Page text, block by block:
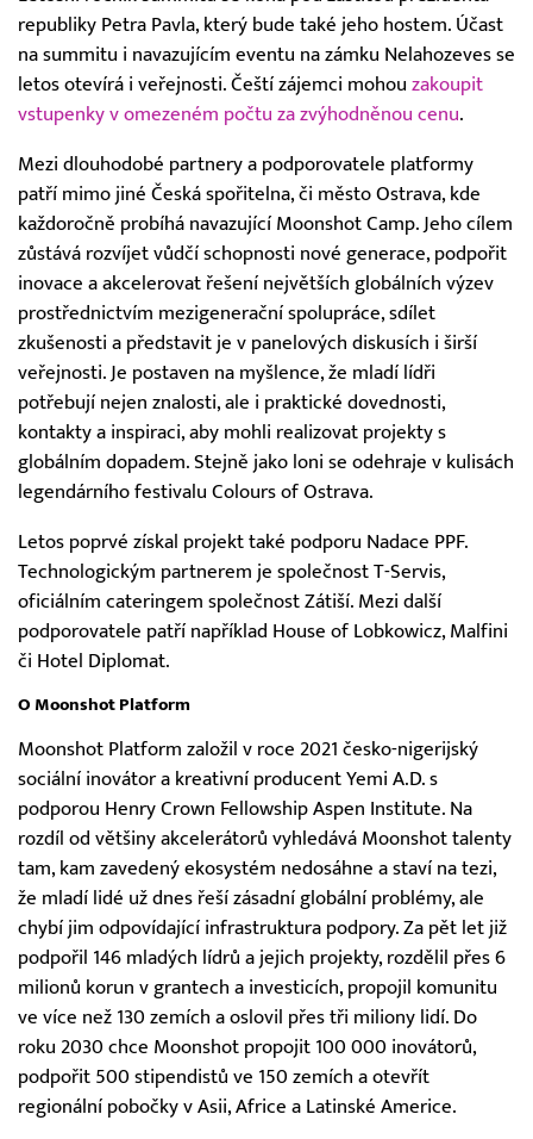
republiky Petra Pavla, který bude také jeho hostem. Účast
na summitu i navazujícím eventu na zámku Nelahozeves se
letos otevírá i veřejnosti. Čeští zájemci mohou zakoupit
vstupenky v omezeném počtu za zvýhodněnou cenu.
Mezi dlouhodobé partnery a podporovatele platformy
patří mimo jiné Česká spořitelna, či město Ostrava, kde
každoročně probíhá navazující Moonshot Camp. Jeho cílem
zůstává rozvíjet vůdčí schopnosti nové generace, podpořit
inovace a akcelerovat řešení největších globálních výzev
prostřednictvím mezigenerační spolupráce, sdílet
zkušenosti a představit je v panelových diskusích i širší
veřejnosti. Je postaven na myšlence, že mladí lídři
potřebují nejen znalosti, ale i praktické dovednosti,
kontakty a inspiraci, aby mohli realizovat projekty s
globálním dopadem. Stejně jako loni se odehraje v kulisách
legendárního festivalu Colours of Ostrava.
Letos poprvé získal projekt také podporu Nadace PPF.
Technologickým partnerem je společnost T-Servis,
oficiálním cateringem společnost Zátiší. Mezi další
podporovatele patří například House of Lobkowicz, Malfini
či Hotel Diplomat.
O Moonshot Platform
Moonshot Platform založil v roce 2021 česko-nigerijský
sociální inovátor a kreativní producent Yemi A.D. s
podporou Henry Crown Fellowship Aspen Institute. Na
rozdíl od většiny akcelerátorů vyhledává Moonshot talenty
tam, kam zavedený ekosystém nedosáhne a staví na tezi,
že mladí lidé už dnes řeší zásadní globální problémy, ale
chybí jim odpovídající infrastruktura podpory. Za pět let již
podpořil 146 mladých lídrů a jejich projekty, rozdělil přes 6
milionů korun v grantech a investicích, propojil komunitu
ve více než 130 zemích a oslovil přes tři miliony lidí. Do
roku 2030 chce Moonshot propojit 100 000 inovátorů,
podpořit 500 stipendistů ve 150 zemích a otevřít
regionální pobočky v Asii, Africe a Latinské Americe.